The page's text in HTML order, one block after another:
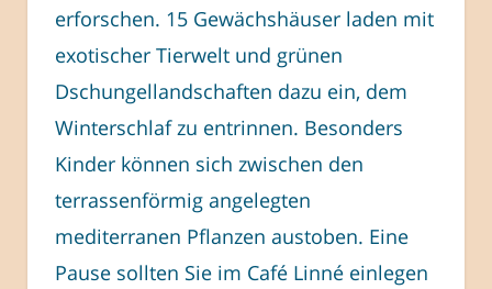
erforschen. 15 Gewächshäuser laden mit
exotischer Tierwelt und grünen
Dschungellandschaften dazu ein, dem
Winterschlaf zu entrinnen. Besonders
Kinder können sich zwischen den
terrassenförmig angelegten
mediterranen Pflanzen austoben. Eine
Pause sollten Sie im Café Linné einlegen